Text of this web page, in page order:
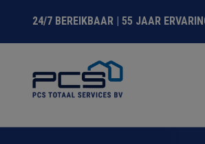
24/7 BEREIKBAAR | 55 JAAR